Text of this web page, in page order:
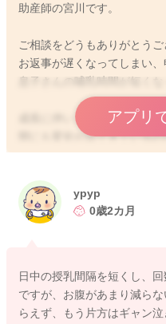
助産師の宮川です。
ご相談をどうもありがとうご
お返事が遅くなってしまい、
息子さんの哺乳時間が短く
成長に伴い、満腹中枢が形
間にも変化が出てきている
吸ってくれる時間が短くな
そうして、回数でトータル
のもいいと思います。
短期集中で授乳を行ってみて
日中だけでも1,2時間ほどで
アプリ
ypyp
0歳2カ月
日中の授乳間隔を短くし、
ですが、お腹があまり減ら
らえず、もう片方はギャン泣